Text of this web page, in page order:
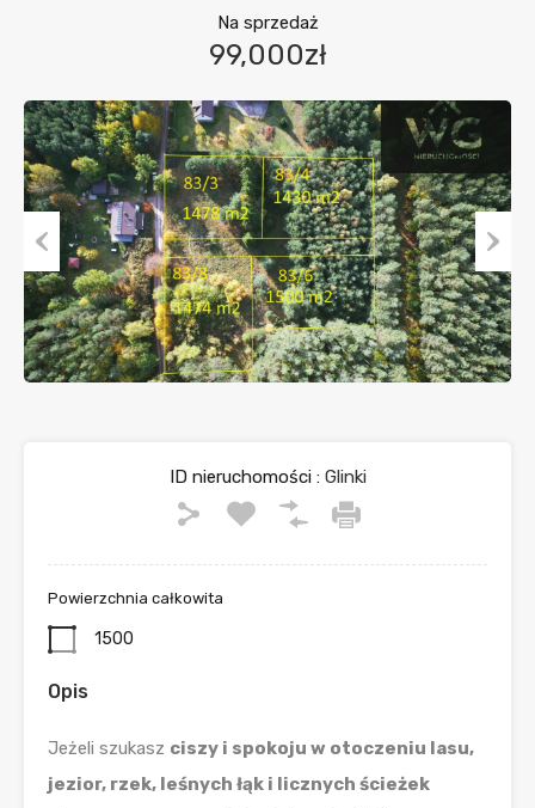
Na sprzedaż
99,000zł
Previous Next
ID nieruchomości :Glinki
Powierzchnia całkowita
1500
Opis
Jeżeli szukasz ciszy i spokoju w otoczeniu lasu,
jezior, rzek, leśnych łąk i licznych ścieżek